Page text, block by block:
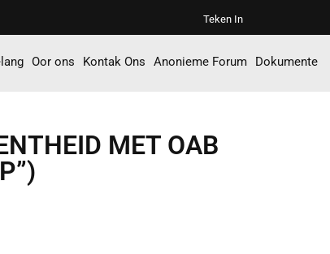
Teken In
Oor ons Kontak Ons Anonieme Forum Dokumente
MET OAB